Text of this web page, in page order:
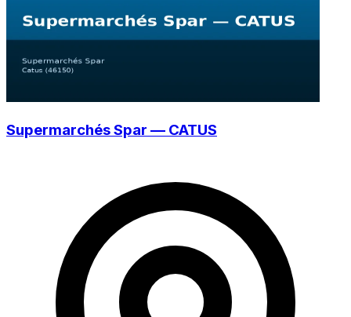
Supermarchés Spar — CATUS